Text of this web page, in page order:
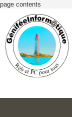
page contents